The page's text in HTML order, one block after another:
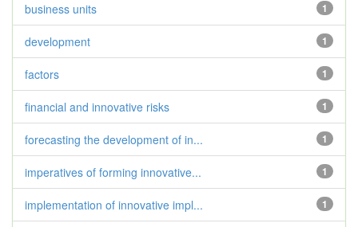
1
business units
1
development
1
factors
1
financial and innovative risks
1
forecasting the development of in...
1
imperatives of forming innovative...
1
implementation of innovative impl...